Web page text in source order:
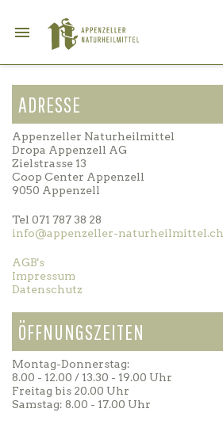

ADRESSE
Appenzeller Naturheilmittel
Dropa Appenzell AG
Zielstrasse 13
Coop Center Appenzell
9050 Appenzell
Tel 071 787 38 28
info@appenzeller-naturheilmittel.ch
AGB's
Impressum
Datenschutz
ÖFFNUNGSZEITEN
Montag-Donnerstag:
8.00 - 12.00 / 13.30 - 19.00 Uhr
Freitag bis 20.00 Uhr
Samstag: 8.00 - 17.00 Uhr